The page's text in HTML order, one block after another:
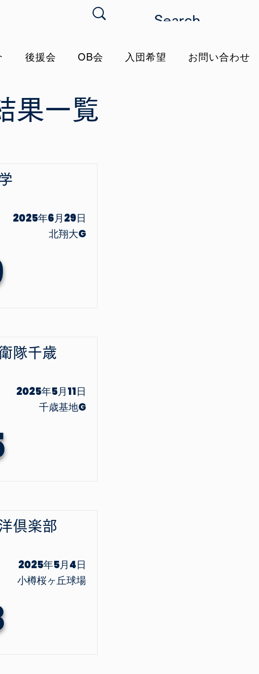
後援会 OB会 入団希望 お問い合わせ
果一覧
2025年6月29日
北翔大G
隊千歳
2025年5月11日
千歳基地G
倶楽部
2025年5月4日
小樽桜ヶ丘球場